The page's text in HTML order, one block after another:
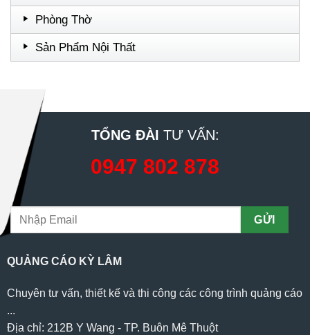
Phòng Thờ
Sản Phẩm Nội Thất
TỔNG ĐÀI TƯ VẤN:
0947 802 878
QUẢNG CÁO KỲ LÂM
Chuyên tư vấn, thiết kế và thi công các công trình quảng cáo
...
Địa chỉ: 212B Y Wang - TP. Buôn Mê Thuột